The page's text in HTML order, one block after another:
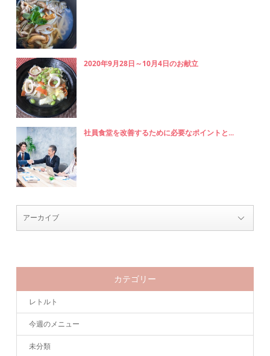
2020年9月28日～10月4日のお献立
社員食堂を改善するために必要なポイントと...
カテゴリー
レトルト
今週のメニュー
未分類